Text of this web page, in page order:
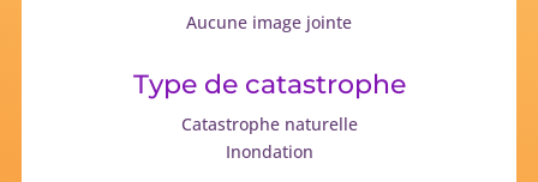
Aucune image jointe
Type de catastrophe
Catastrophe naturelle
Inondation